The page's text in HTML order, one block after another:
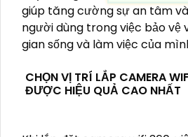
giúp tăng cường sự an tâm
người dùng trong việc bảo vệ
gian sống và làm việc của
CHỌN VỊ TRÍ LẮP CAMERA
ĐƯỢC HIỆU QUẢ CAO NHẤT